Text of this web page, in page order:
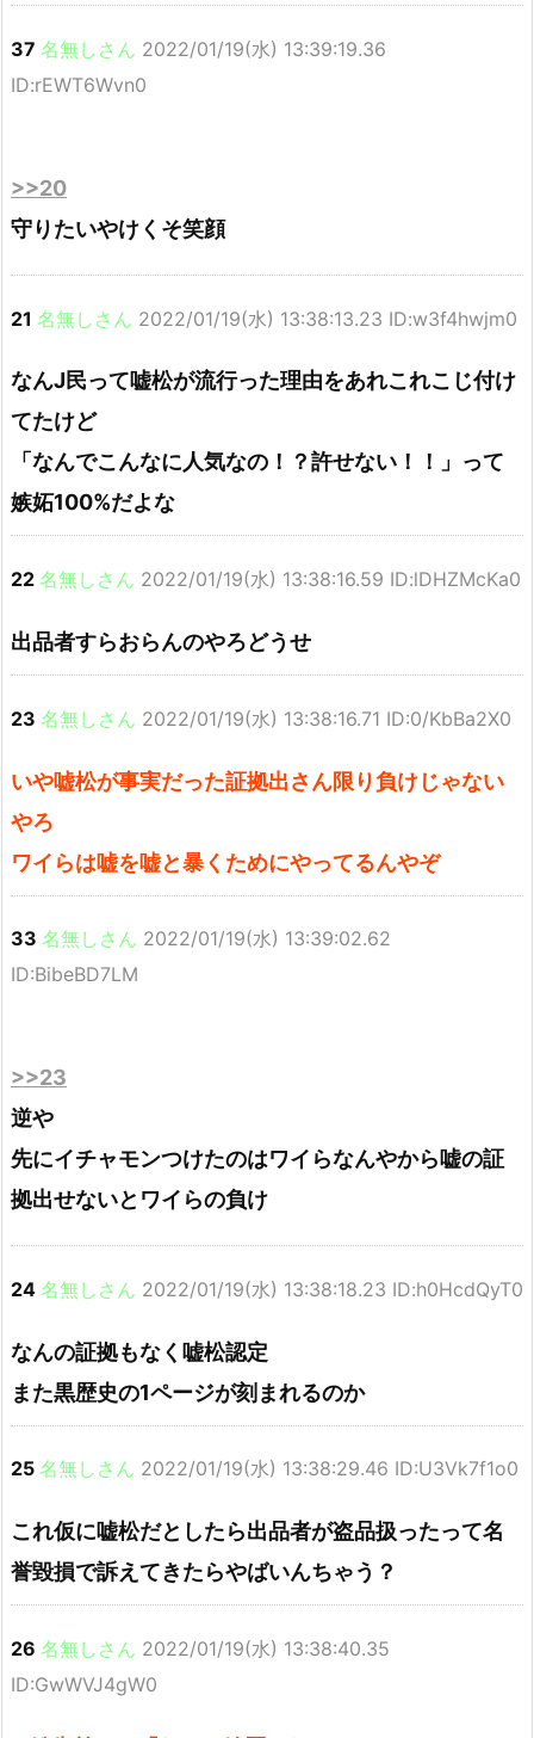
37 名無しさん 2022/01/19(水) 13:39:19.36
ID:rEWT6Wvn0
>>20
守りたいやけくそ笑顔
21 名無しさん 2022/01/19(水) 13:38:13.23 ID:w3f4hwjm0
なんJ民って嘘松が流行った理由をあれこれこじ付け
てたけど
「なんでこんなに人気なの！？許せない！！」って
嫉妬100%だよな
22 名無しさん 2022/01/19(水) 13:38:16.59 ID:lDHZMcKa0
出品者すらおらんのやろどうせ
23 名無しさん 2022/01/19(水) 13:38:16.71 ID:0/KbBa2X0
いや嘘松が事実だった証拠出さん限り負けじゃない
やろ
ワイらは嘘を嘘と暴くためにやってるんやぞ
33 名無しさん 2022/01/19(水) 13:39:02.62
ID:BibeBD7LM
>>23
逆や
先にイチャモンつけたのはワイらなんやから嘘の証
拠出せないとワイらの負け
24 名無しさん 2022/01/19(水) 13:38:18.23 ID:h0HcdQyT0
なんの証拠もなく嘘松認定
また黒歴史の1ページが刻まれるのか
25 名無しさん 2022/01/19(水) 13:38:29.46 ID:U3Vk7f1o0
これ仮に嘘松だとしたら出品者が盗品扱ったって名
誉毀損で訴えてきたらやばいんちゃう？
26 名無しさん 2022/01/19(水) 13:38:40.35
ID:GwWVJ4gW0